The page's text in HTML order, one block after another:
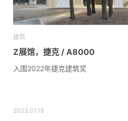
建筑
Z展馆，捷克 / A8000
入围2022年捷克建筑奖
2023.01.18